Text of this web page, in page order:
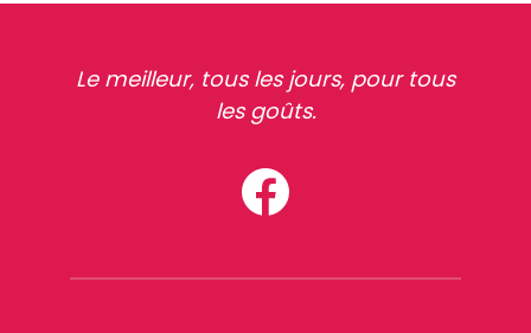
Le meilleur, tous les jours, pour tous
les goûts.